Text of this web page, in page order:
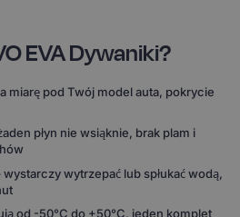
EVA Dywaniki?
miarę pod Twój model auta, pokrycie
płyn nie wsiąknie, brak plam i
wytrzepać lub spłukać wodą,
od -50°C do +50°C, jeden komplet